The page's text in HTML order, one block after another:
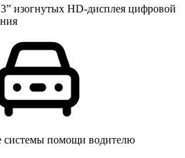
изогнутых HD-дисплея цифровой
системы помощи водителю